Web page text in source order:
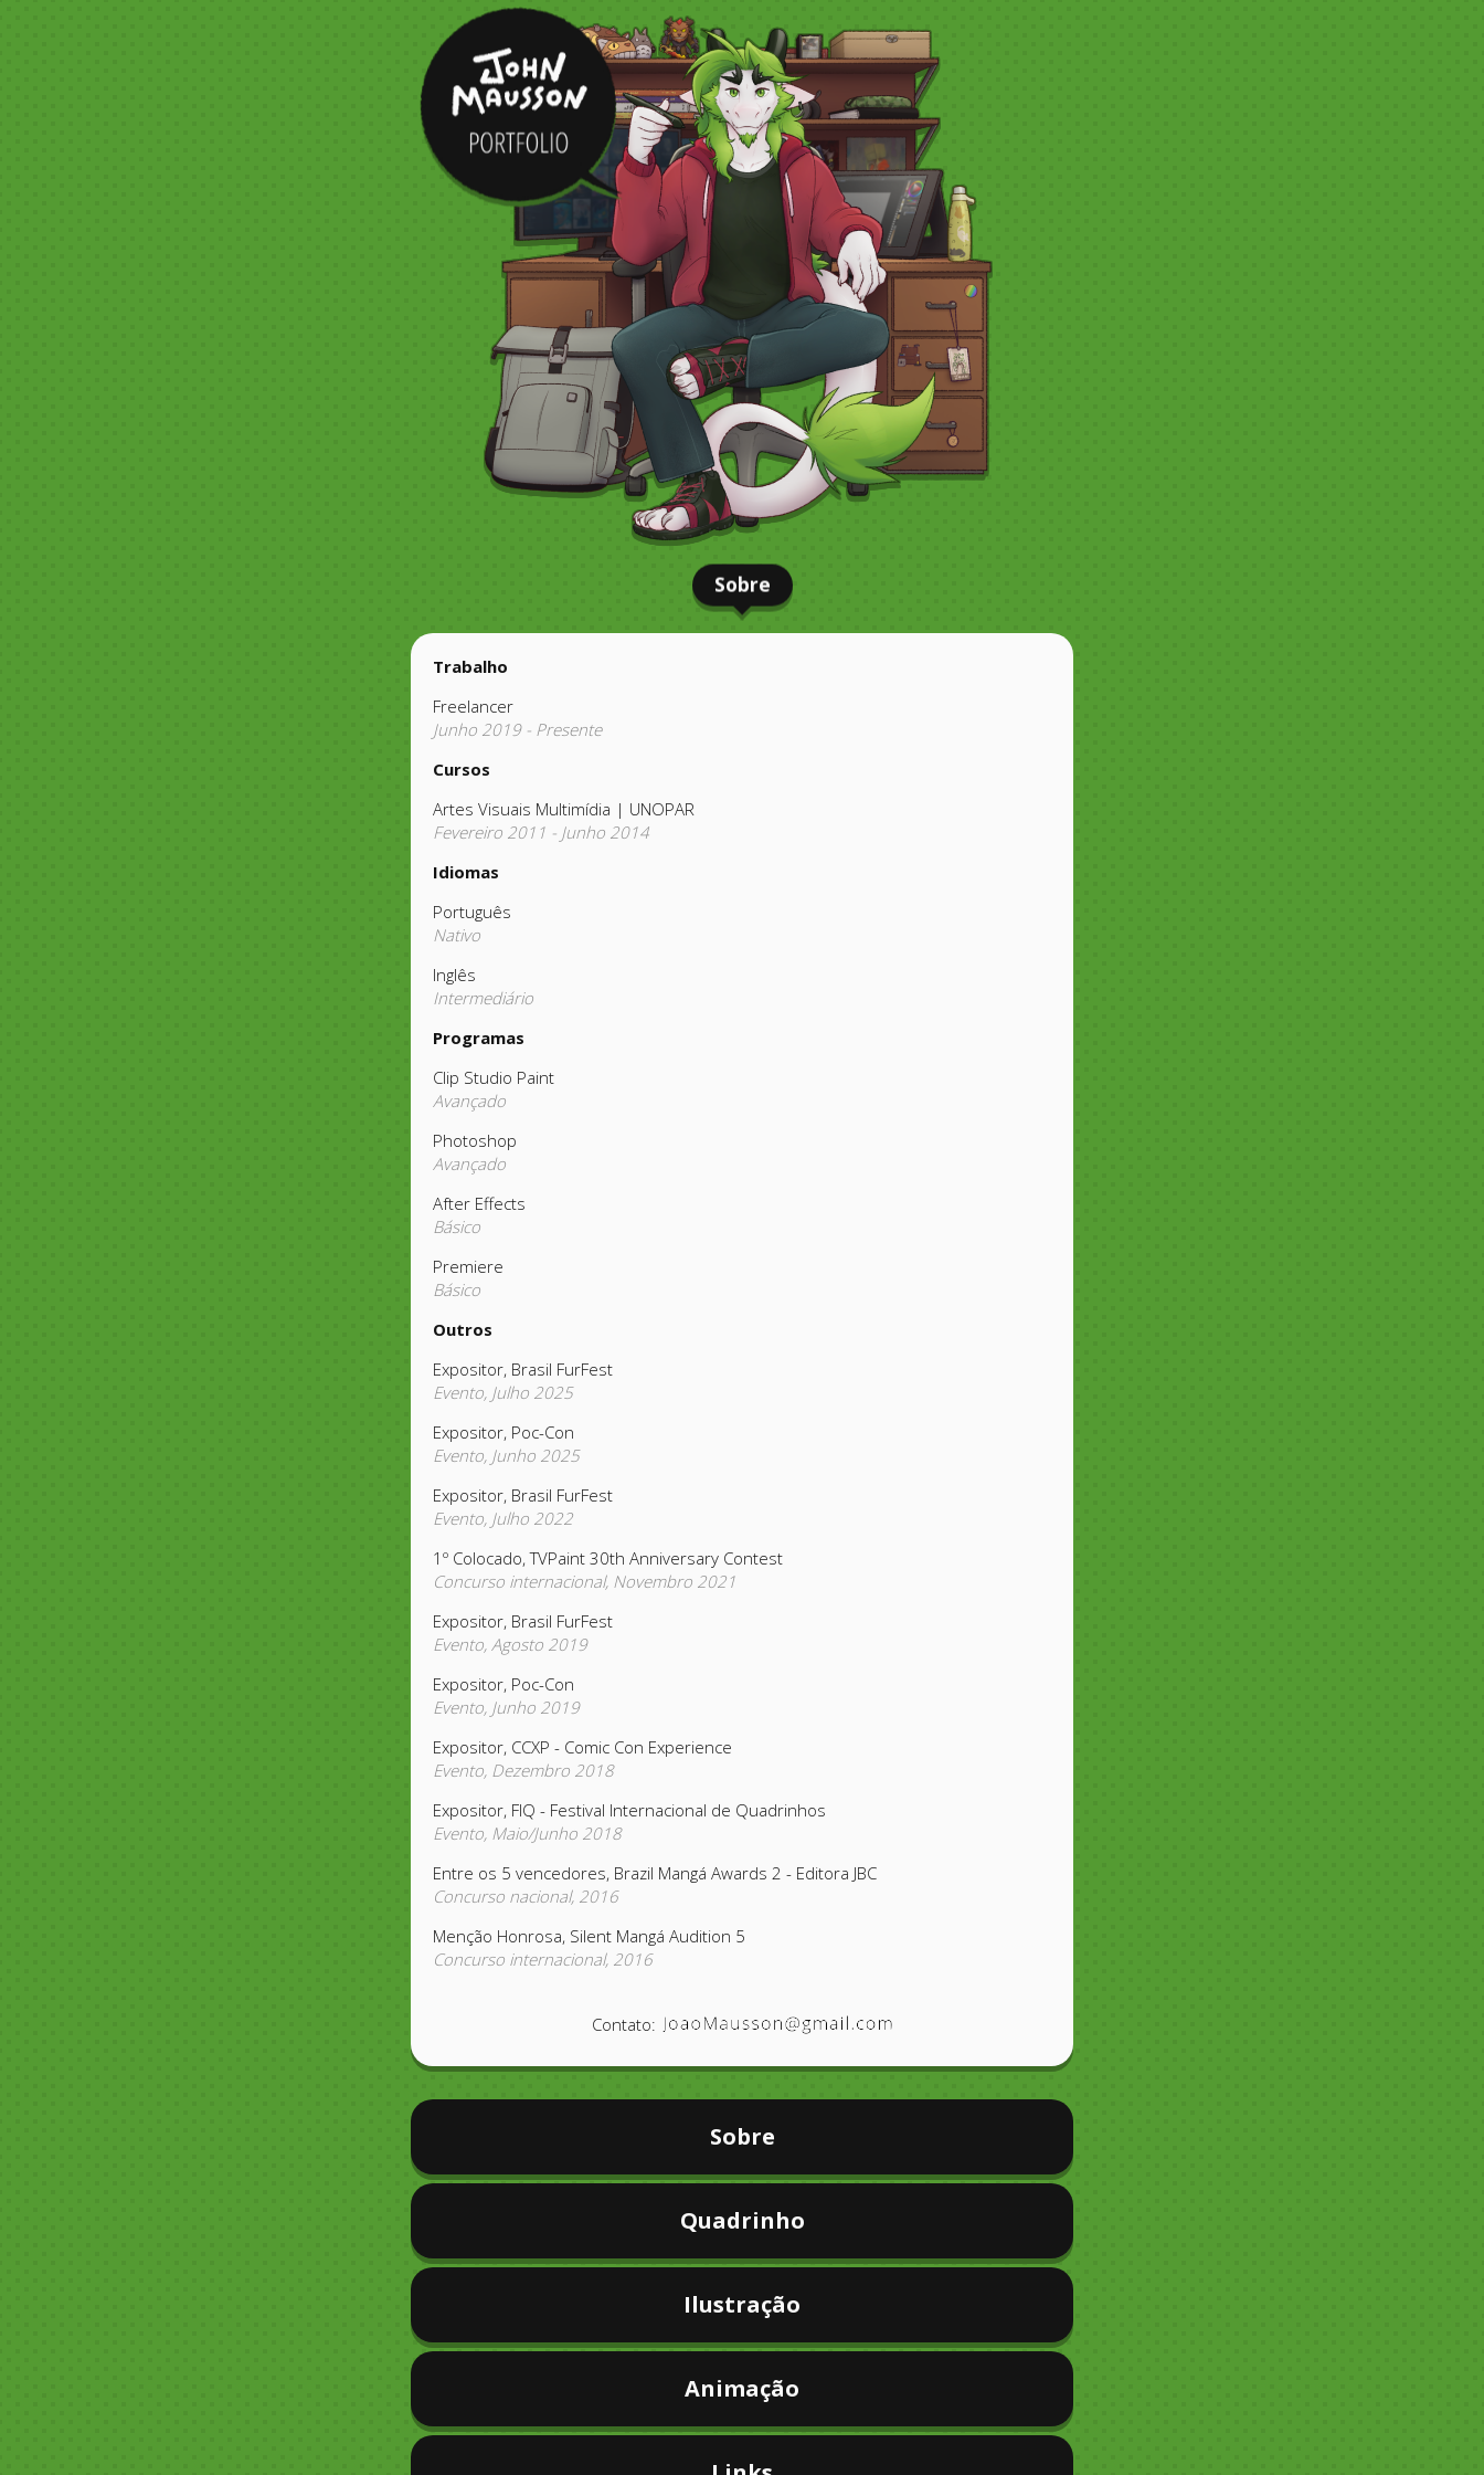
Sobre
Trabalho
Freelancer
Junho 2019 - Presente
Cursos
Artes Visuais Multimídia | UNOPAR
Fevereiro 2011 - Junho 2014
Idiomas
Português
Nativo
Inglês
Intermediário
Programas
Clip Studio Paint
Avançado
Photoshop
Avançado
After Effects
Básico
Premiere
Básico
Outros
Expositor, Brasil FurFest
Evento, Julho 2025
Expositor, Poc-Con
Evento, Junho 2025
Expositor, Brasil FurFest
Evento, Julho 2022
1º Colocado, TVPaint 30th Anniversary Contest
Concurso internacional, Novembro 2021
Expositor, Brasil FurFest
Evento, Agosto 2019
Expositor, Poc-Con
Evento, Junho 2019
Expositor, CCXP - Comic Con Experience
Evento, Dezembro 2018
Expositor, FIQ - Festival Internacional de Quadrinhos
Evento, Maio/Junho 2018
Entre os 5 vencedores, Brazil Mangá Awards 2 - Editora JBC
Concurso nacional, 2016
Menção Honrosa, Silent Mangá Audition 5
Concurso internacional, 2016
Contato:
Sobre
Quadrinho
Ilustração
Animação